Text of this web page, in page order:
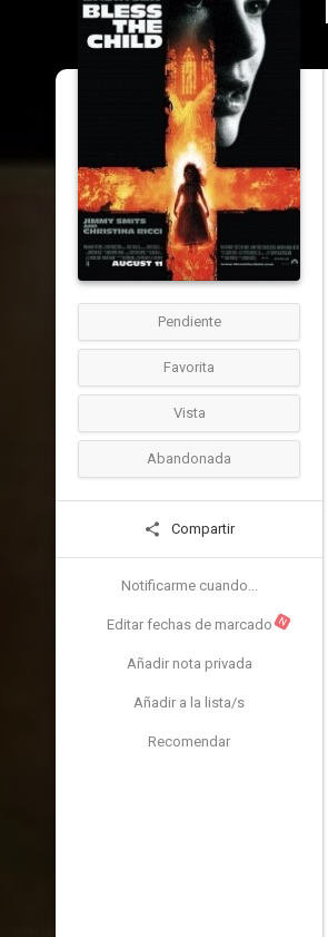
Pendiente
Favorita
Vista
Abandonada
Compartir
Notificarme cuando...
Editar fechas de marcado N
Añadir nota privada
Añadir a la lista/s
Recomendar